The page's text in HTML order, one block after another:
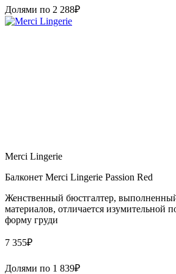
Долями по 2 288₽
Merci Lingerie
Балконет Merci Lingerie Passion Red
Женственный бюстгалтер,
материалов, отличается изумительной
форму груди
7 355₽
Долями по 1 839₽